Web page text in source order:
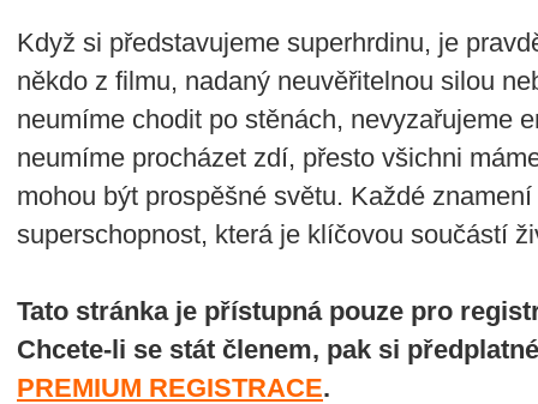
Když si představujeme superhrdinu, je
někdo z filmu, nadaný neuvěřitelnou silou
neumíme chodit po stěnách, nevyzařujeme
neumíme procházet zdí, přesto všichni
mohou být prospěšné světu. Každé
superschopnost, která je klíčovou součástí
Tato stránka je přístupná pouze pro
Chcete-li se stát členem, pak si
PREMIUM REGISTRACE.